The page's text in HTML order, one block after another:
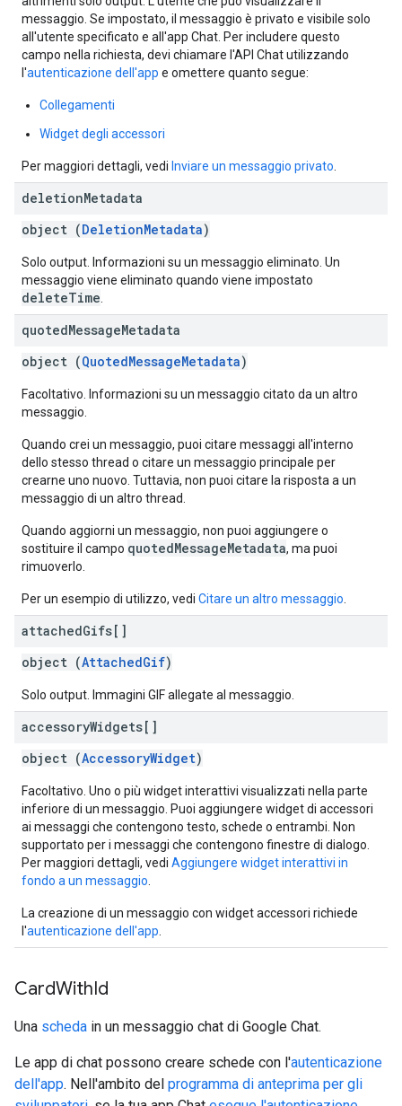
messaggio. Se impostato, il messaggio è privato e visibile solo
all'utente specificato e all'app Chat. Per includere questo
campo nella richiesta, devi chiamare l'API Chat utilizzando
l'autenticazione dell'app e omettere quanto segue:
Collegamenti
Widget degli accessori
Per maggiori dettagli, vedi Inviare un messaggio privato
deletionMetadata
object (DeletionMetadata)
Solo output. Informazioni su un messaggio eliminato. Un
messaggio viene eliminato quando viene impostato
deleteTime
quotedMessageMetadata
object (QuotedMessageMetadata)
Facoltativo. Informazioni su un messaggio citato da un altro
messaggio.
Quando crei un messaggio, puoi citare messaggi all'interno
dello stesso thread o citare un messaggio principale per
crearne uno nuovo. Tuttavia, non puoi citare la risposta a un
messaggio di un altro thread.
Quando aggiorni un messaggio, non puoi aggiungere o
sostituire il campo quotedMessageMetadata, ma puoi
rimuoverlo.
Per un esempio di utilizzo, vedi Citare un altro messaggio
attachedGifs[]
object (AttachedGif)
Solo output. Immagini GIF allegate al messaggio.
accessoryWidgets[]
object (AccessoryWidget)
Facoltativo. Uno o più widget interattivi visualizzati nella parte
inferiore di un messaggio. Puoi aggiungere widget di accessori
ai messaggi che contengono testo, schede o entrambi. Non
supportato per i messaggi che contengono finestre di dialogo.
Per maggiori dettagli, vedi Aggiungere widget interattivi in
fondo a un messaggio
La creazione di un messaggio con widget accessori richiede
l'autenticazione dell'app
CardWithId
Una scheda in un messaggio chat di Google Chat.
Le app di chat possono creare schede con l'autenticazione
dell'app. Nell'ambito del programma di anteprima per gli